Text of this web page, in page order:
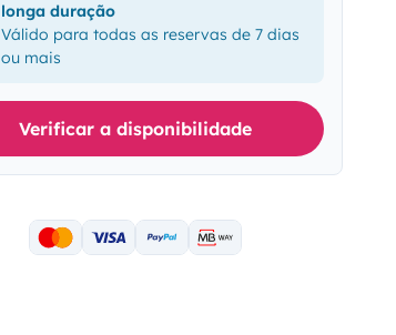
longa duração
Válido para todas as reservas de 7 dias
ou mais
Verificar a disponibilidade